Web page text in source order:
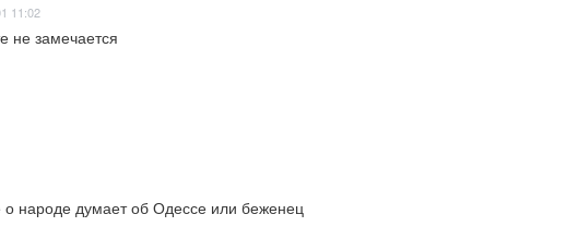
11:02
не замечается
народе думает об Одессе или беженец